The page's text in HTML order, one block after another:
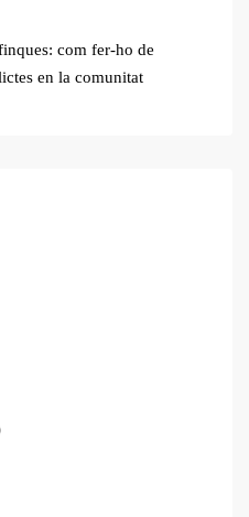
com fer-ho de
en la comunitat